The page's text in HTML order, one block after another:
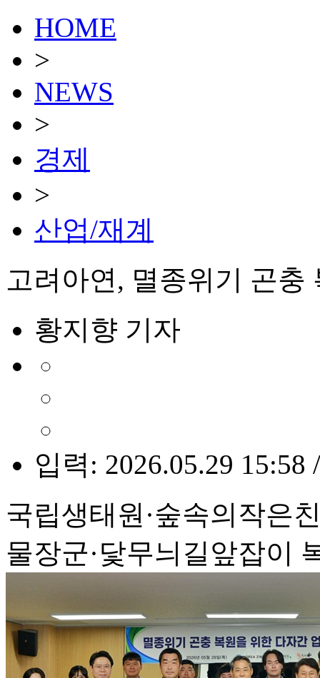
HOME
>
NEWS
>
경제
>
산업/재계
고려아연, 멸종위기 곤충
황지향 기자
입력: 2026.05.29 15:58
국립생태원·숲속의작은
물장군·닻무늬길앞잡이